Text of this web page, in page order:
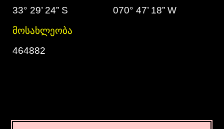
33° 29’ 24” S
070° 47’ 18” W
მოსახლეობა
464882